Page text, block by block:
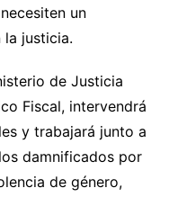
un
la justicia.
de Justicia
Fiscal, intervendrá
y trabajará junto a
damnificados por
de género,